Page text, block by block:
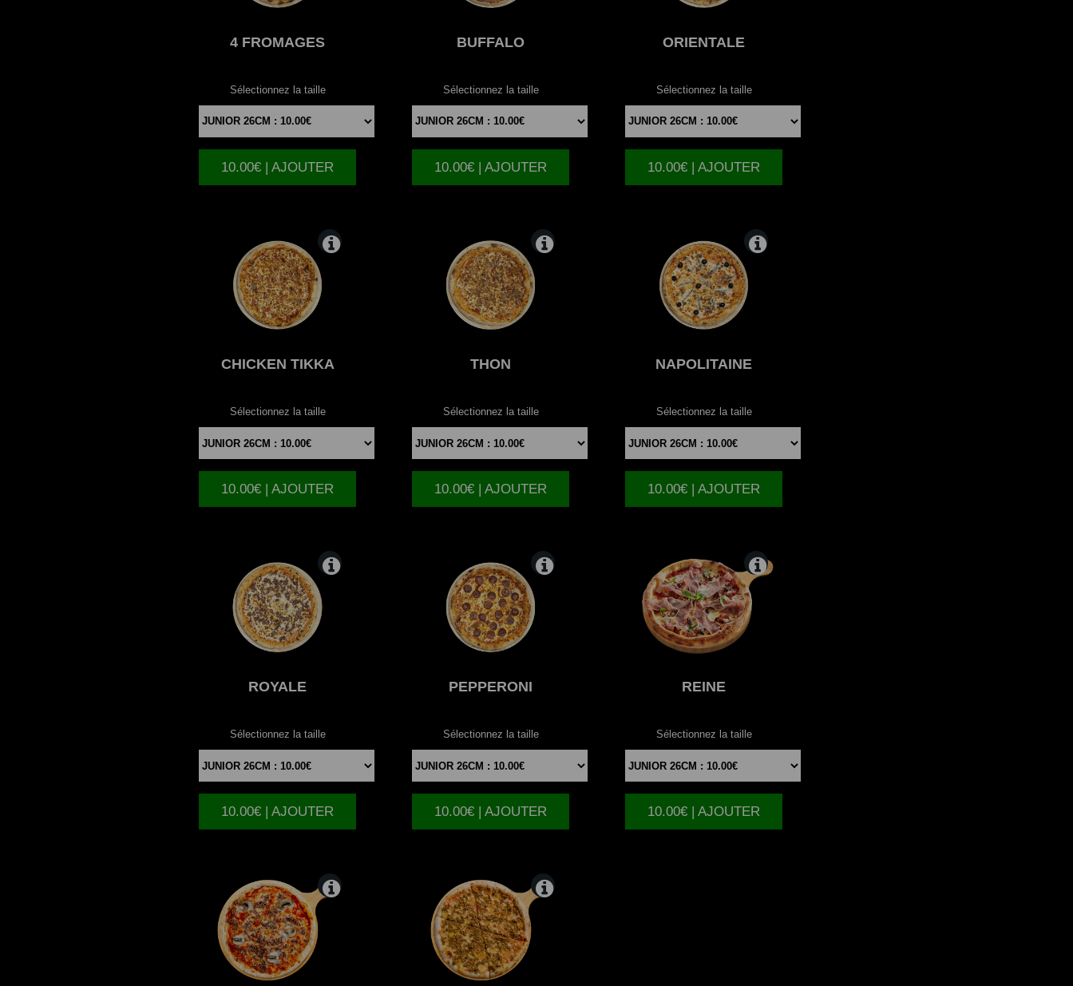
4 FROMAGES
Sélectionnez la taille
10.00€ | AJOUTER
BUFFALO
Sélectionnez la taille
10.00€ | AJOUTER
ORIENTALE
Sélectionnez la taille
10.00€ | AJOUTER
CHICKEN TIKKA
Sélectionnez la taille
10.00€ | AJOUTER
THON
Sélectionnez la taille
10.00€ | AJOUTER
NAPOLITAINE
Sélectionnez la taille
10.00€ | AJOUTER
ROYALE
Sélectionnez la taille
10.00€ | AJOUTER
PEPPERONI
Sélectionnez la taille
10.00€ | AJOUTER
REINE
Sélectionnez la taille
10.00€ | AJOUTER